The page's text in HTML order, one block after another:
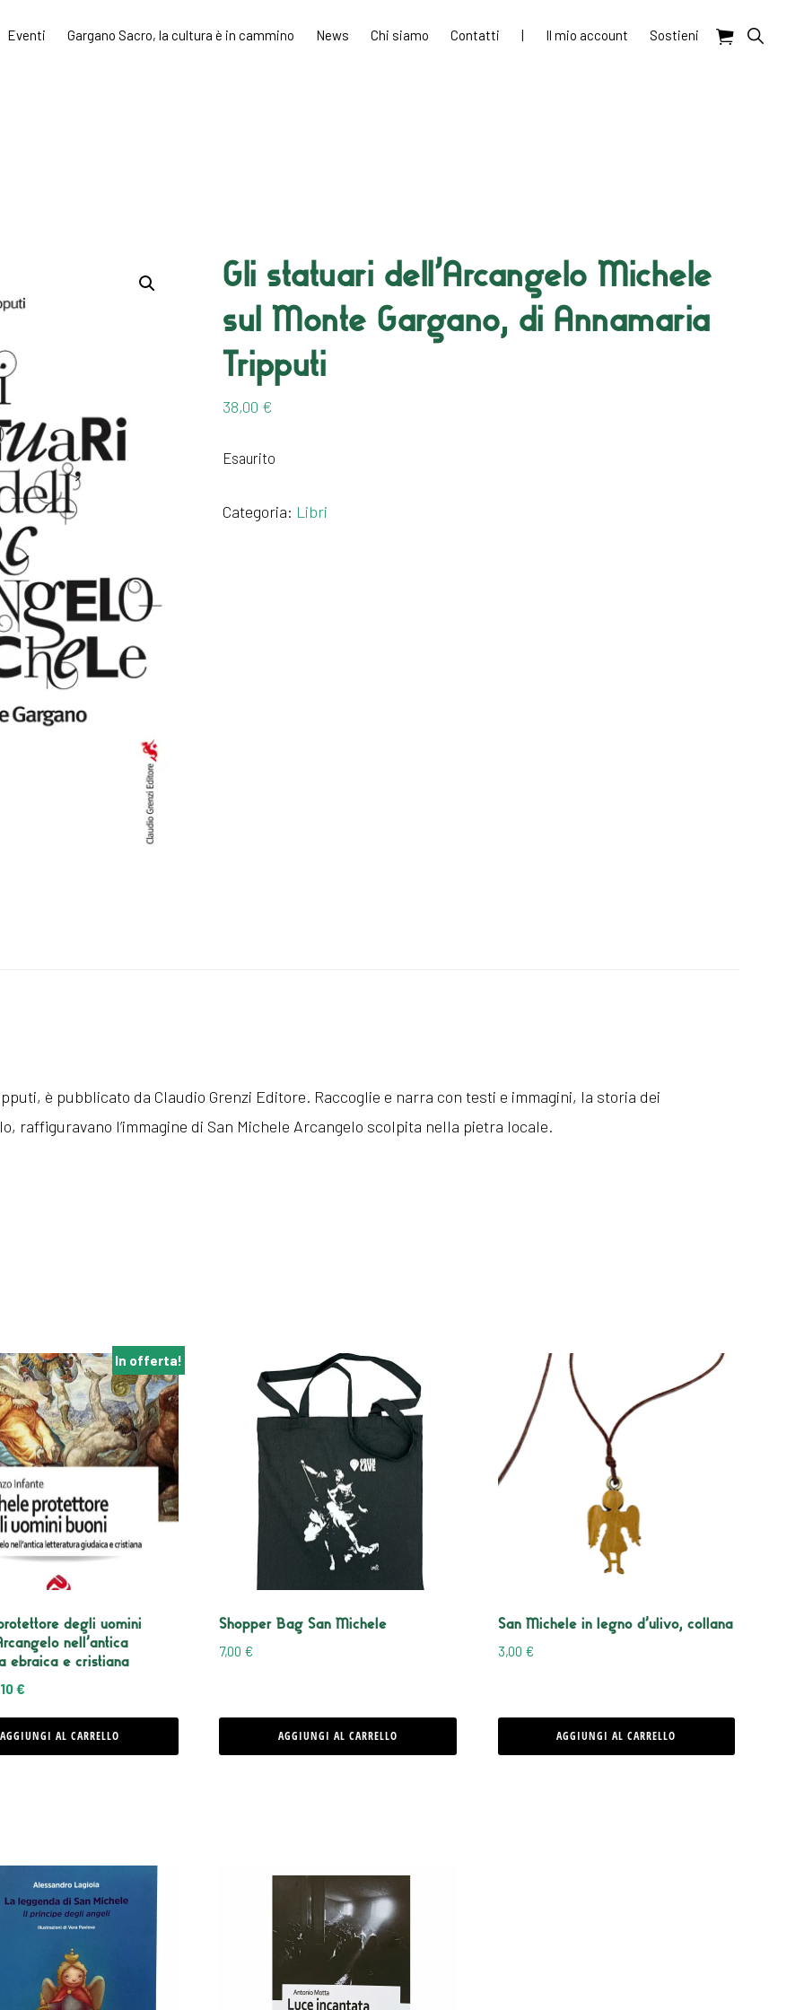
Eventi Gargano Sacro, la cultura è in cammino News Chi siamo Contatti | Il mio account Sostieni
Show
Search
Gli statuari dell’Arcangelo Michele
sul Monte Gargano, di Annamaria
Tripputi
38,00 €
Esaurito
Categoria: Libri
è pubblicato da Claudio Grenzi Editore. Raccoglie e narra con testi e immagini, la storia dei
raffiguravano l’immagine di San Michele Arcangelo scolpita nella pietra locale.
In offerta!
degli uomini
nell’antica
ebraica e cristiana
€
attuale
AGGIUNGI AL CARRELLO
Shopper Bag San Michele
7,00 €
AGGIUNGI AL CARRELLO
San Michele in legno d’ulivo, collana
3,00 €
AGGIUNGI AL CARRELLO